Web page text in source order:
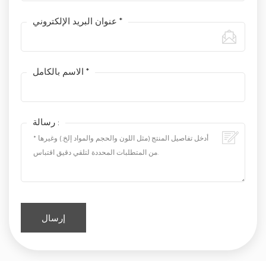
عنوان البريد الإلكتروني *
الاسم بالكامل *
رسالة :